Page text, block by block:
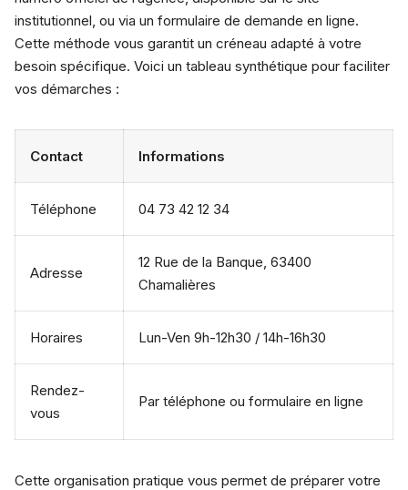
institutionnel, ou via un formulaire de demande en ligne.
Cette méthode vous garantit un créneau adapté à votre
besoin spécifique. Voici un tableau synthétique pour faciliter
vos démarches :
Contact Informations
Téléphone 04 73 42 12 34
Adresse
12 Rue de la Banque, 63400
Chamalières
Horaires Lun-Ven 9h-12h30 / 14h-16h30
Rendez-
vous
Par téléphone ou formulaire en ligne
Cette organisation pratique vous permet de préparer votre